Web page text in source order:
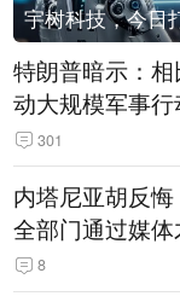
宇树科技，今日
特朗普暗示：
动大规模军事
经济施压
301
内塔尼亚胡反
全部门通过媒
8